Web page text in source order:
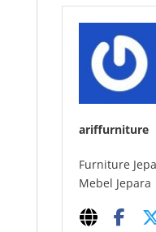
ariffurniture
Furniture
Mebel